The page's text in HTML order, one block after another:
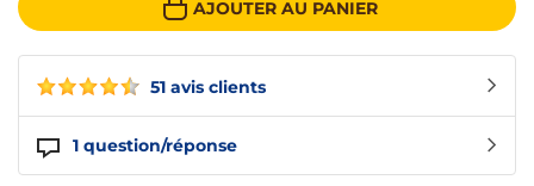
51 avis clients
1 question/réponse
AJOUTER AU PANIER